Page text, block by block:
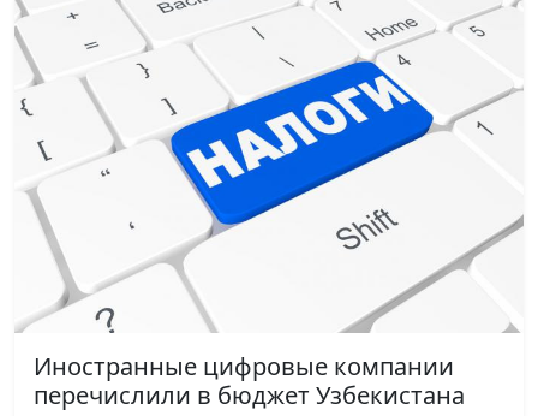
Иностранные цифровые компании
перечислили в бюджет Узбекистана